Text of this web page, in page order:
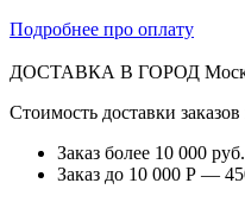
Подробнее про оплату
ДОСТАВКА В ГОРОД
Стоимость доставки
Заказ более 10 000
Заказ до 10 000 Р —